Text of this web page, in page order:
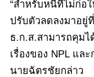
“สำหรับหนี้ที่ไม่ก่อ
ปรับตัวลดลงมาอยู่
ธ.ก.ส.สามารถคุมไ
เรื่องของ NPL แล
นายฉัตรชัยกล่าว